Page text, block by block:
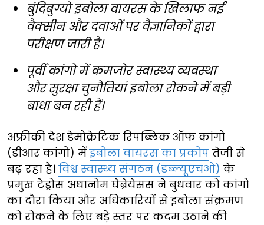
बुंदिबुग्यो इबोला वायरस के खिलाफ नई
वैक्सीन और दवाओं पर वैज्ञानिकों द्वारा
परीक्षण जारी है।
पूर्वी कांगो में कमजोर स्वास्थ्य व्यवस्था
और सुरक्षा चुनौतियां इबोला रोकने में बड़ी
बाधा बन रही हैं।
अफ्रीकी देश डेमोक्रेटिक रिपब्लिक ऑफ कांगो
(डीआर कांगो) मेंइबोला वायरस का प्रकोप तेजी से
बढ़ रहा है। विश्व स्वास्थ्य संगठन (डब्ल्यूएचओ) के
प्रमुख टेड्रोस अधानोम घेब्रेयेसस ने बुधवार को कांगो
का दौरा किया और अधिकारियों से इबोला संक्रमण
को रोकने के लिए बड़े स्तर पर कदम उठाने की